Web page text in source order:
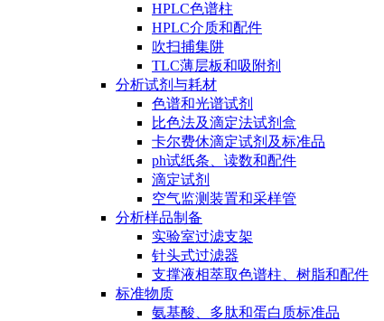
HPLC色谱柱
HPLC介质和配件
吹扫捕集阱
TLC薄层板和吸附剂
分析试剂与耗材
色谱和光谱试剂
比色法及滴定法试剂盒
卡尔费休滴定试剂及标准品
ph试纸条、读数和配件
滴定试剂
空气监测装置和采样管
分析样品制备
实验室过滤支架
针头式过滤器
支撑液相萃取色谱柱、树脂和配件
标准物质
氨基酸、多肽和蛋白质标准品